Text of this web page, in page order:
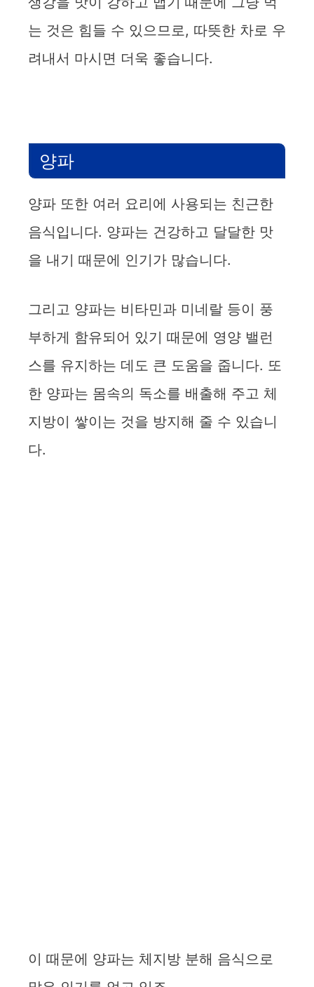
는 것은 힘들 수 있으므로, 따뜻한 차로 우
려내서 마시면 더욱 좋습니다.
양파
양파 또한 여러 요리에 사용되는 친근한
음식입니다. 양파는 건강하고 달달한 맛
을 내기 때문에 인기가 많습니다.
그리고 양파는 비타민과 미네랄 등이 풍
부하게 함유되어 있기 때문에 영양 밸런
스를 유지하는 데도 큰 도움을 줍니다. 또
한 양파는 몸속의 독소를 배출해 주고 체
지방이 쌓이는 것을 방지해 줄 수 있습니
다.
이 때문에 양파는 체지방 분해 음식으로